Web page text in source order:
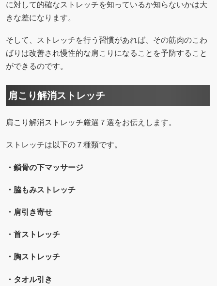
に対して的確なストレッチを知っているか知らないかは大
きな差になります。
そして、ストレッチを行う習慣があれば、その筋肉のこわ
ばりは改善され慢性的な肩こりになることを予防すること
ができるのです。
肩こり解消ストレッチ
肩こり解消ストレッチ厳選７選をお伝えします。
ストレッチは以下の７種類です。
・鎖骨の下マッサージ
・脇もみストレッチ
・肩引き寄せ
・首ストレッチ
・胸ストレッチ
・タオル引き